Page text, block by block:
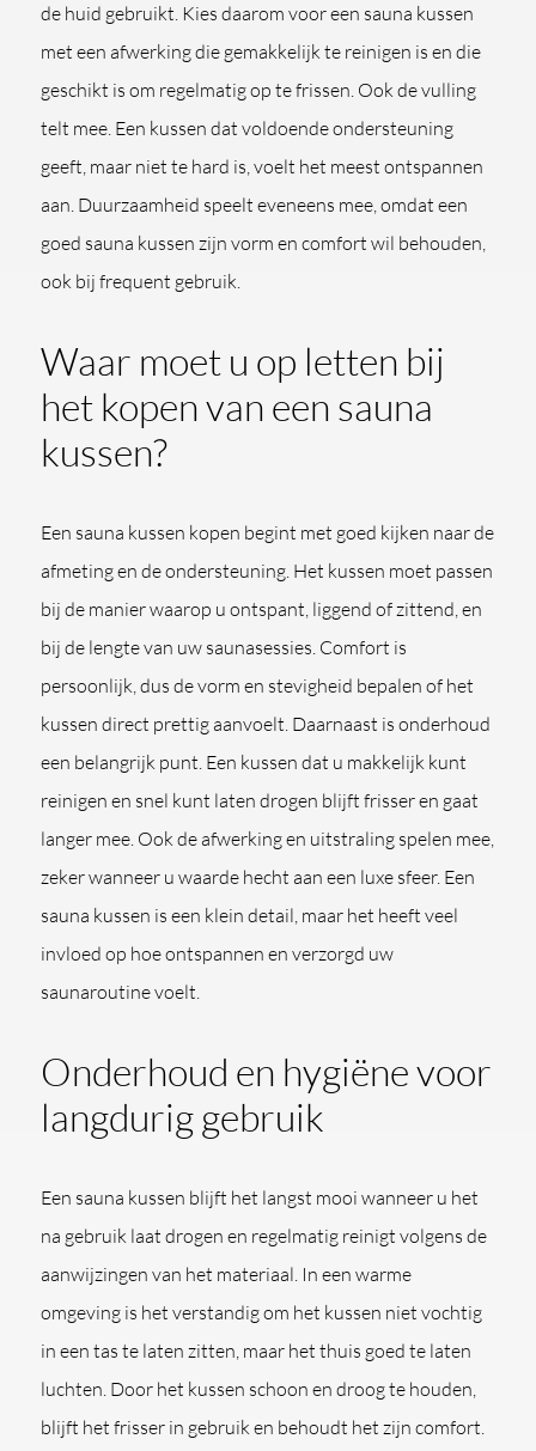
de huid gebruikt. Kies daarom voor een sauna kussen
met een afwerking die gemakkelijk te reinigen is en die
geschikt is om regelmatig op te frissen. Ook de vulling
telt mee. Een kussen dat voldoende ondersteuning
geeft, maar niet te hard is, voelt het meest ontspannen
aan. Duurzaamheid speelt eveneens mee, omdat een
goed sauna kussen zijn vorm en comfort wil behouden,
ook bij frequent gebruik.
Waar moet u op letten bij
het kopen van een sauna
kussen?
Een sauna kussen kopen begint met goed kijken naar de
afmeting en de ondersteuning. Het kussen moet passen
bij de manier waarop u ontspant, liggend of zittend, en
bij de lengte van uw saunasessies. Comfort is
persoonlijk, dus de vorm en stevigheid bepalen of het
kussen direct prettig aanvoelt. Daarnaast is onderhoud
een belangrijk punt. Een kussen dat u makkelijk kunt
reinigen en snel kunt laten drogen blijft frisser en gaat
langer mee. Ook de afwerking en uitstraling spelen mee,
zeker wanneer u waarde hecht aan een luxe sfeer. Een
sauna kussen is een klein detail, maar het heeft veel
invloed op hoe ontspannen en verzorgd uw
saunaroutine voelt.
Onderhoud en hygiëne voor
langdurig gebruik
Een sauna kussen blijft het langst mooi wanneer u het
na gebruik laat drogen en regelmatig reinigt volgens de
aanwijzingen van het materiaal. In een warme
omgeving is het verstandig om het kussen niet vochtig
in een tas te laten zitten, maar het thuis goed te laten
luchten. Door het kussen schoon en droog te houden,
blijft het frisser in gebruik en behoudt het zijn comfort.